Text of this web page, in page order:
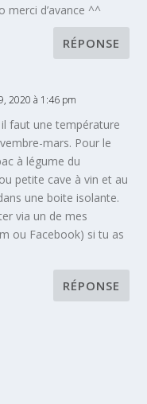
merci d’avance ^^
RÉPONSE
2020 à 1:46 pm
faut une température
mars. Pour le
à légume du
petite cave à vin et au
une boite isolante.
via un de mes
ou Facebook) si tu as
RÉPONSE